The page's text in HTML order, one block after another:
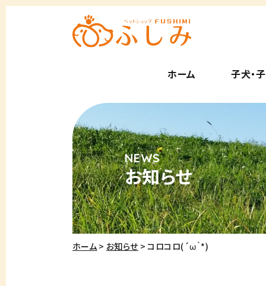
ホーム 子犬・
お知らせ
ホーム お知らせ コロコロ(´ω｀*)